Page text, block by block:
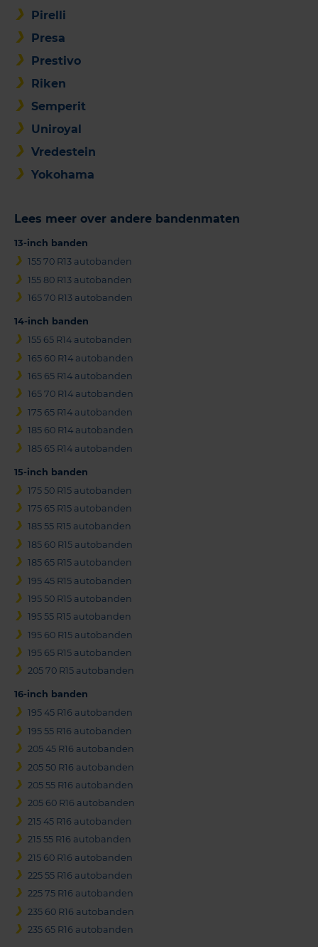
Pirelli
Presa
Prestivo
Riken
Semperit
Uniroyal
Vredestein
Yokohama
Lees meer over andere bandenmaten
13-inch banden
155 70 R13 autobanden
155 80 R13 autobanden
165 70 R13 autobanden
14-inch banden
155 65 R14 autobanden
165 60 R14 autobanden
165 65 R14 autobanden
165 70 R14 autobanden
175 65 R14 autobanden
185 60 R14 autobanden
185 65 R14 autobanden
15-inch banden
175 50 R15 autobanden
175 65 R15 autobanden
185 55 R15 autobanden
185 60 R15 autobanden
185 65 R15 autobanden
195 45 R15 autobanden
195 50 R15 autobanden
195 55 R15 autobanden
195 60 R15 autobanden
195 65 R15 autobanden
205 70 R15 autobanden
16-inch banden
195 45 R16 autobanden
195 55 R16 autobanden
205 45 R16 autobanden
205 50 R16 autobanden
205 55 R16 autobanden
205 60 R16 autobanden
215 45 R16 autobanden
215 55 R16 autobanden
215 60 R16 autobanden
225 55 R16 autobanden
225 75 R16 autobanden
235 60 R16 autobanden
235 65 R16 autobanden